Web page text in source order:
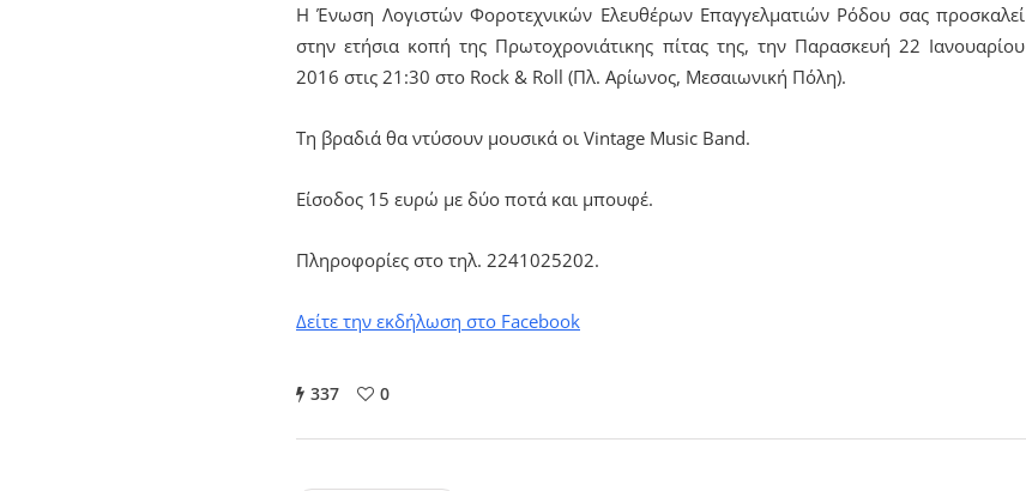
Η Ένωση Λογιστών Φοροτεχνικών Ελευθέρων Επαγγελματιών Ρόδου σας προσκαλεί
στην ετήσια κοπή της Πρωτοχρονιάτικης πίτας της, την Παρασκευή 22 Ιανουαρίου
2016 στις 21:30 στο Rock & Roll (Πλ. Αρίωνος, Μεσαιωνική Πόλη).
Τη βραδιά θα ντύσουν μουσικά οι Vintage Music Band.
Είσοδος 15 ευρώ με δύο ποτά και μπουφέ.
Πληροφορίες στο τηλ. 2241025202.
Δείτε την εκδήλωση στο Facebook
337 0